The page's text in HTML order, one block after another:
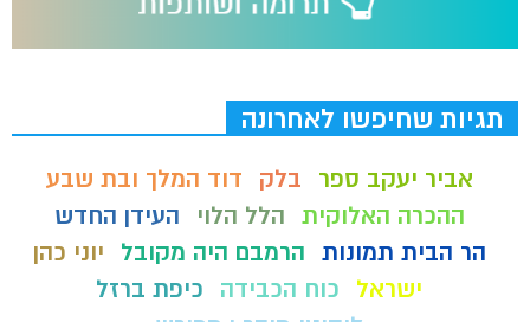
תגיות שחיפשו לאחרונה
אביר יעקב ספר בלק
דוד המלך ובת שבע
ההכרה האלוקית הלל הלוי
העידן החדש
הר הבית תמונות הרמבם היה מקובל
יוני כהן
ישראל
כוח הכבידה
כיפת ברזל